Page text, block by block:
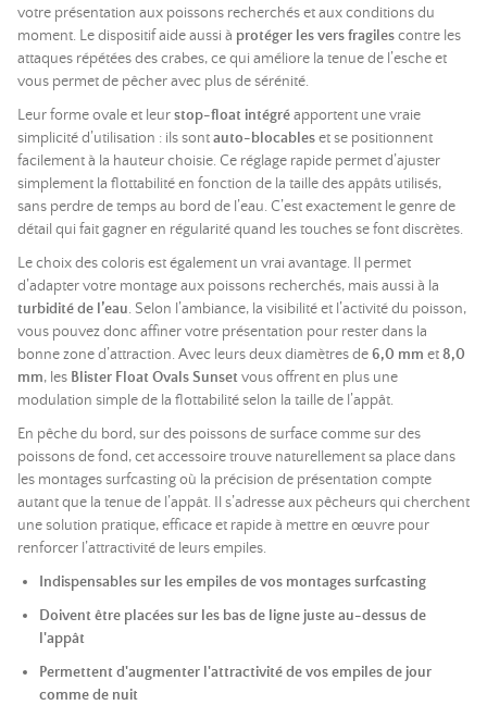
votre présentation aux poissons recherchés et aux conditions du
moment. Le dispositif aide aussi à protéger les vers fragilescontre les
attaques répétées des crabes, ce qui améliore la tenue de l’esche et
vous permet de pêcher avec plus de sérénité.
Leur forme ovale et leurstop-float intégréapportent une vraie
simplicité d’utilisation : ils sontauto-blocableset se positionnent
facilement à la hauteur choisie. Ce réglage rapide permet d’ajuster
simplement la flottabilité en fonction de la taille des appâts utilisés,
sans perdre de temps au bord de l’eau. C’est exactement le genre de
détail qui fait gagner en régularité quand les touches se font discrètes.
Le choix des coloris est également un vrai avantage. Il permet
d’adapter votre montage aux poissons recherchés, mais aussi à la
turbidité de l’eau. Selon l’ambiance, la visibilité et l’activité du poisson,
vous pouvez donc affiner votre présentation pour rester dans la
bonne zone d’attraction. Avec leurs deux diamètres de6,0 mm et8,0
mm, les Blister Float Ovals Sunsetvous offrent en plus une
modulation simple de la flottabilité selon la taille de l’appât.
En pêche du bord, sur des poissons de surface comme sur des
poissons de fond, cet accessoire trouve naturellement sa place dans
les montages surfcasting où la précision de présentation compte
autant que la tenue de l’appât. Il s’adresse aux pêcheurs qui cherchent
une solution pratique, efficace et rapide à mettre en œuvre pour
renforcer l’attractivité de leurs empiles.
Indispensables sur les empiles de vos montages surfcasting
Doivent être placées sur les bas de ligne juste au-dessus de
l'appât
Permettent d'augmenter l'attractivité de vos empiles de jour
comme de nuit